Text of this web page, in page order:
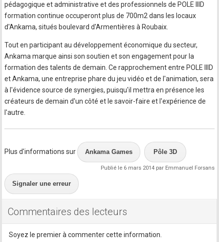
pédagogique et administrative et des professionnels de POLE IIID
formation continue occuperont plus de 700m2 dans les locaux
d'Ankama, situés boulevard d'Armentières à Roubaix.
Tout en participant au développement économique du secteur,
Ankama marque ainsi son soutien et son engagement pour la
formation des talents de demain. Ce rapprochement entre POLE IIID
et Ankama, une entreprise phare du jeu vidéo et de l'animation, sera
à l'évidence source de synergies, puisqu'il mettra en présence les
créateurs de demain d'un côté et le savoir-faire et l'expérience de
l'autre.
Plus d'informations sur Ankama Games Pôle 3D
Publié le 6 mars 2014 par Emmanuel Forsans
Signaler une erreur
Commentaires des lecteurs
Soyez le premier à commenter cette information.